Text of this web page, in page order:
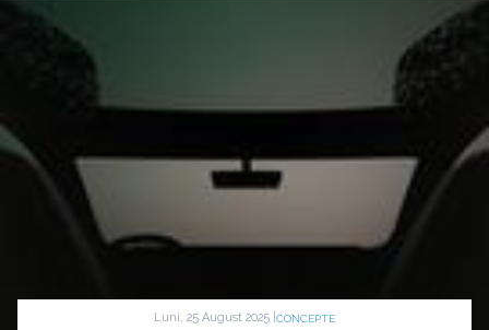
Luni, 25 August 2025 | CONCEPTE